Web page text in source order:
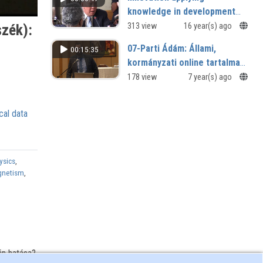
data
,
,
hatása?
knowledge in development
report
313 view 16 year(s) ago
00:15:35
07-Parti Ádám: Állami,
kormányzati online tartalmak
archiválásának gyakorlata
178 view 7 year(s) ago